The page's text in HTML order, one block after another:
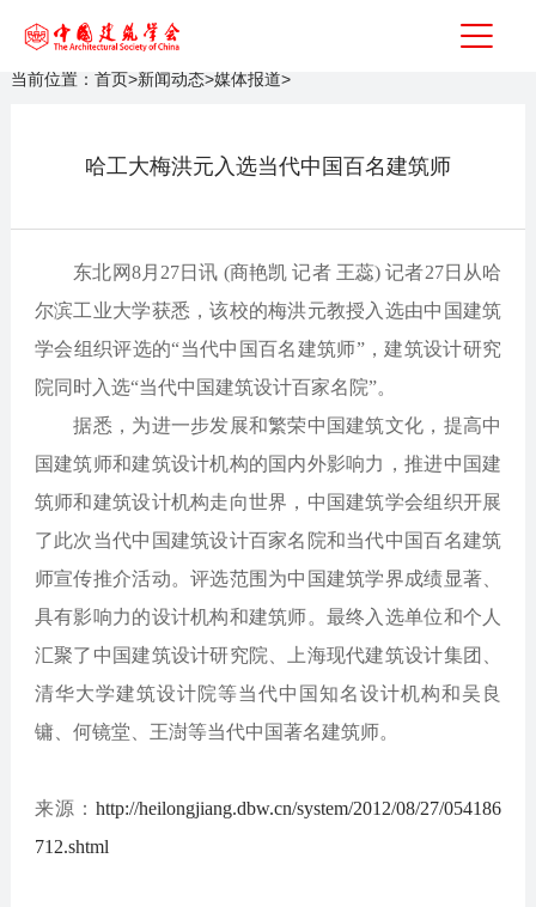
当前位置： 首页>新闻动态>媒体报道>
哈工大梅洪元入选当代中国百名建筑师
东北网8月27日讯 (商艳凯 记者 王蕊) 记者27日从哈
尔滨工业大学获悉，该校的梅洪元教授入选由中国建筑
学会组织评选的“当代中国百名建筑师”，建筑设计研究
院同时入选“当代中国建筑设计百家名院”。
据悉，为进一步发展和繁荣中国建筑文化，提高中
国建筑师和建筑设计机构的国内外影响力，推进中国建
筑师和建筑设计机构走向世界，中国建筑学会组织开展
了此次当代中国建筑设计百家名院和当代中国百名建筑
师宣传推介活动。评选范围为中国建筑学界成绩显著、
具有影响力的设计机构和建筑师。最终入选单位和个人
汇聚了中国建筑设计研究院、上海现代建筑设计集团、
清华大学建筑设计院等当代中国知名设计机构和吴良
镛、何镜堂、王澍等当代中国著名建筑师。
来源：http://heilongjiang.dbw.cn/system/2012/08/27/054186
712.shtml